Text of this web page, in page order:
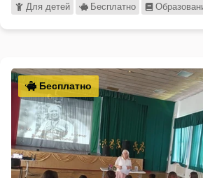
Для детей Бесплатно
Бесплатно